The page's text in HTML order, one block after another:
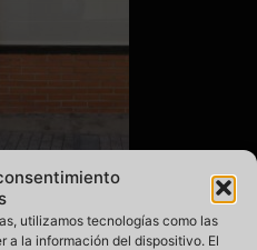
utilizamos tecnologías como las
a la información del dispositivo. El